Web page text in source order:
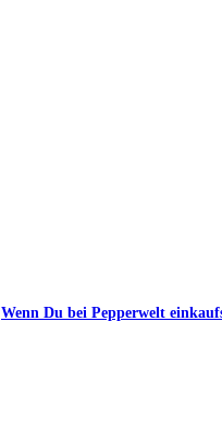
Wenn Du bei Pepperwelt